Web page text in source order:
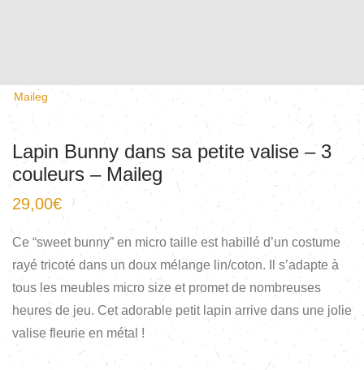
Maileg
Lapin Bunny dans sa petite valise – 3
couleurs – Maileg
29,00€
Ce “sweet bunny” en micro taille est habillé d’un costume
rayé tricoté dans un doux mélange lin/coton. Il s’adapte à
tous les meubles micro size et promet de nombreuses
heures de jeu. Cet adorable petit lapin arrive dans une jolie
valise fleurie en métal !